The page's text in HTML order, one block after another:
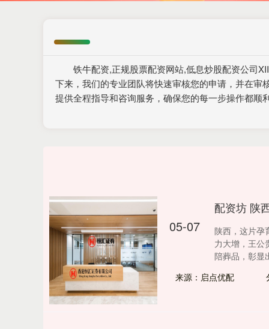
铁牛配资,正规股票配资网站,低息炒股配资公司
下来，我们的专业团队将快速审核您的申请，并在
提供全程指导和咨询服务，确保您的每一步操作都
05-07
配资坊 陕
陕西，这片孕
力大增，王公
陪葬品，彰显
来源：启点优配